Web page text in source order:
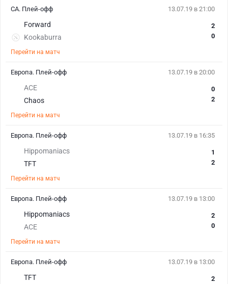
13.07.19 в 21:00
Forward
Kookaburra
2
0
Перейти на матч
СА. Плей-офф
13.07.19 в 20:00
ACE
Chaos
0
2
Перейти на матч
Европа. Плей-офф
13.07.19 в 16:35
Hippomaniacs
TFT
1
2
Перейти на матч
Европа. Плей-офф
13.07.19 в 13:00
Hippomaniacs
ACE
2
0
Перейти на матч
Европа. Плей-офф
13.07.19 в 13:00
TFT
2
Европа. Плей-офф